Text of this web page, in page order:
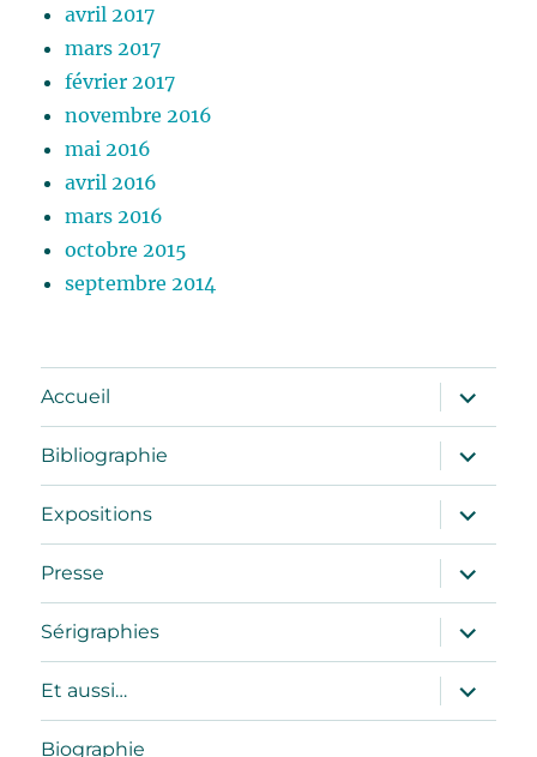
avril 2017
mars 2017
février 2017
novembre 2016
mai 2016
avril 2016
mars 2016
octobre 2015
septembre 2014
Accueil
ouvrir
le
sous-
menu
Bibliographie
ouvrir
le
sous-
menu
Expositions
ouvrir
le
sous-
menu
Presse
ouvrir
le
sous-
menu
Sérigraphies
ouvrir
le
sous-
menu
Et aussi…
ouvrir
le
sous-
Biographie